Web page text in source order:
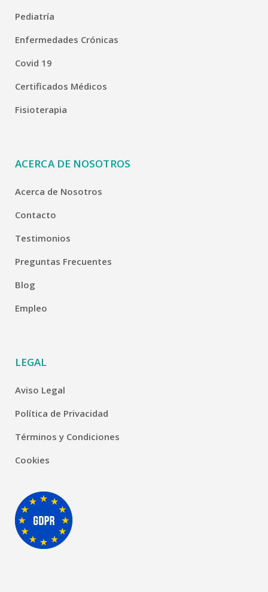
Pediatría
Enfermedades Crónicas
Covid 19
Certificados Médicos
Fisioterapia
ACERCA DE NOSOTROS
Acerca de Nosotros
Contacto
Testimonios
Preguntas Frecuentes
Blog
Empleo
LEGAL
Aviso Legal
Política de Privacidad
Términos y Condiciones
Cookies